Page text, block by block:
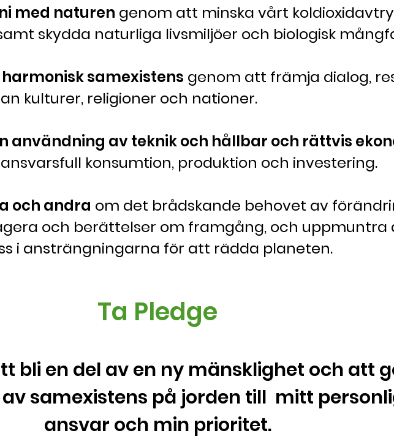
med naturen genom att minska vårt
skydda naturliga livsmiljöer och biologisk
samexistens genom att främja dialog,
kulturer, religioner och nationer.
användning av teknik och hållbar och rättvis
konsumtion, produktion och investering.
och andra om det brådskande behovet av
och berättelser om framgång, och uppmuntra
i ansträngningarna för att rädda planeten.
Ta Pledge
bli en del av en ny mänsklighet och att
samexistens på jorden till mitt
ansvar och min prioritet.